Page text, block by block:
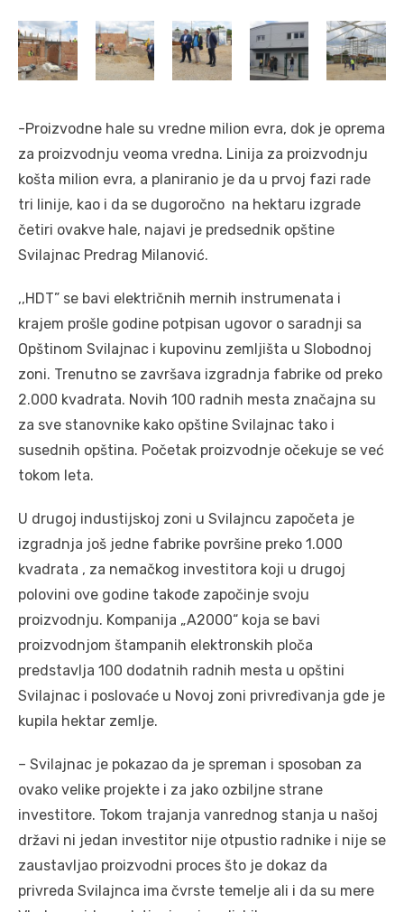
-Proizvodne hale su vredne milion evra, dok je oprema
za proizvodnju veoma vredna. Linija za proizvodnju
košta milion evra, a planiranio je da u prvoj fazi rade
tri linije, kao i da se dugoročno na hektaru izgrade
četiri ovakve hale, najavi je predsednik opštine
Svilajnac Predrag Milanović.
,,HDT” se bavi električnih mernih instrumenata i
krajem prošle godine potpisan ugovor o saradnji sa
Opštinom Svilajnac i kupovinu zemljišta u Slobodnoj
zoni. Trenutno se završava izgradnja fabrike od preko
2.000 kvadrata. Novih 100 radnih mesta značajna su
za sve stanovnike kako opštine Svilajnac tako i
susednih opština. Početak proizvodnje očekuje se već
tokom leta.
U drugoj industijskoj zoni u Svilajncu započeta je
izgradnja još jedne fabrike površine preko 1.000
kvadrata , za nemačkog investitora koji u drugoj
polovini ove godine takođe započinje svoju
proizvodnju. Kompanija „A2000“ koja se bavi
proizvodnjom štampanih elektronskih ploča
predstavlja 100 dodatnih radnih mesta u opštini
Svilajnac i poslovaće u Novoj zoni privređivanja gde je
kupila hektar zemlje.
– Svilajnac je pokazao da je spreman i sposoban za
ovako velike projekte i za jako ozbiljne strane
investitore. Tokom trajanja vanrednog stanja u našoj
državi ni jedan investitor nije otpustio radnike i nije se
zaustavljao proizvodni proces što je dokaz da
privreda Svilajnca ima čvrste temelje ali i da su mere